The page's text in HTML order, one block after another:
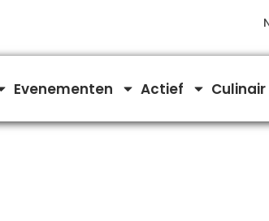
Evenementen Actief Culinair